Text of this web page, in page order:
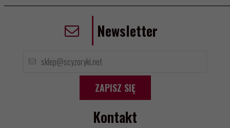
Newsletter
ZAPISZ SIĘ
Kontakt